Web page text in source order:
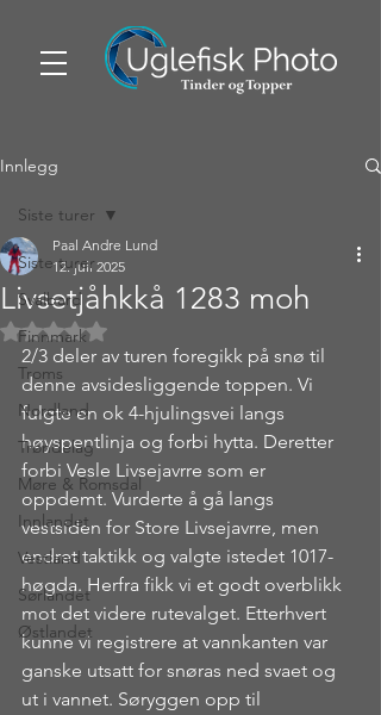
Innlegg
Siste turer
Svalbard
Finnmark
Troms
Nordland
Trøndelag
Møre & Romsdal
Innlandet
Vestland
Sørlandet
Østlandet
Siste turer
Livsetjåhkkå 1283 moh
Paal Andre Lund
12. juli 2025
Gitt NaN av 5 stjerner.
2/3 deler av turen foregikk på snø til
denne avsidesliggende toppen. Vi
fulgte en ok 4-hjulingsvei langs
høyspentlinja og forbi hytta. Deretter
forbi Vesle Livsejavrre som er
oppdemt. Vurderte å gå langs
vestsiden for Store Livsejavrre, men
endret taktikk og valgte istedet 1017-
høgda. Herfra fikk vi et godt overblikk
mot det videre rutevalget. Etterhvert
kunne vi registrere at vannkanten var
ganske utsatt for snøras ned svaet og
ut i vannet. Søryggen opp til